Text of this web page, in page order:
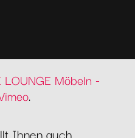
Möbeln -
.
Ihnen auch